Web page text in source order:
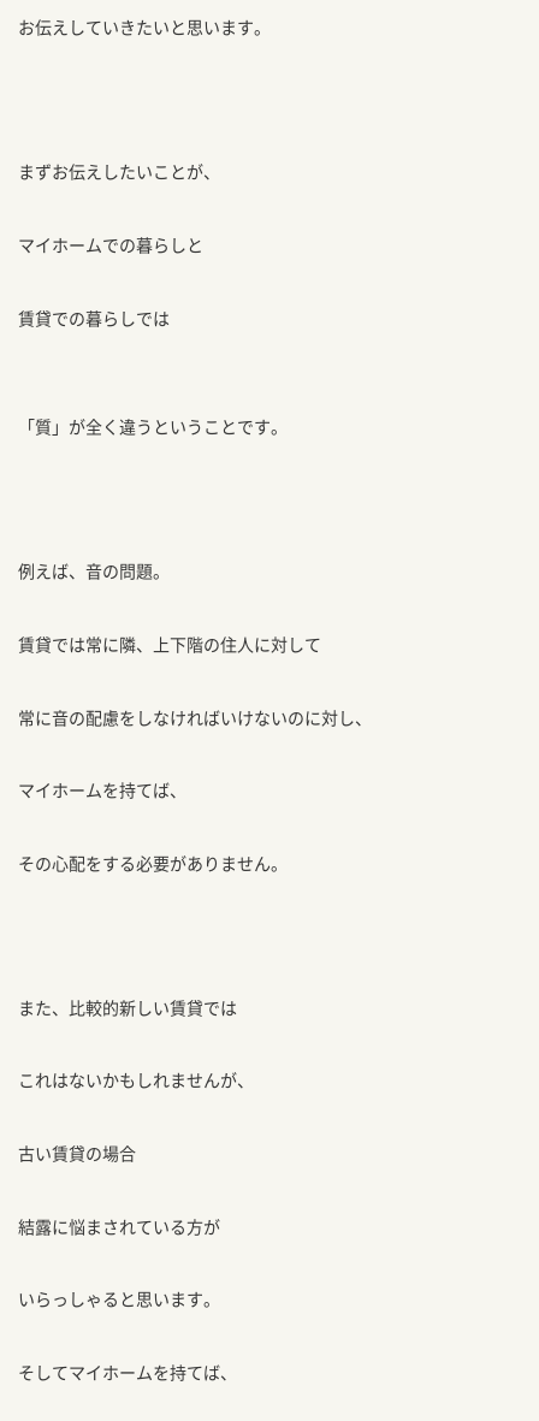
お伝えしていきたいと思います。
まずお伝えしたいことが、
マイホームでの暮らしと
賃貸での暮らしでは
「質」が全く違うということです。
例えば、音の問題。
賃貸では常に隣、上下階の住人に対して
常に音の配慮をしなければいけないのに対し、
マイホームを持てば、
その心配をする必要がありません。
また、比較的新しい賃貸では
これはないかもしれませんが、
古い賃貸の場合
結露に悩まされている方が
いらっしゃると思います。
そしてマイホームを持てば、